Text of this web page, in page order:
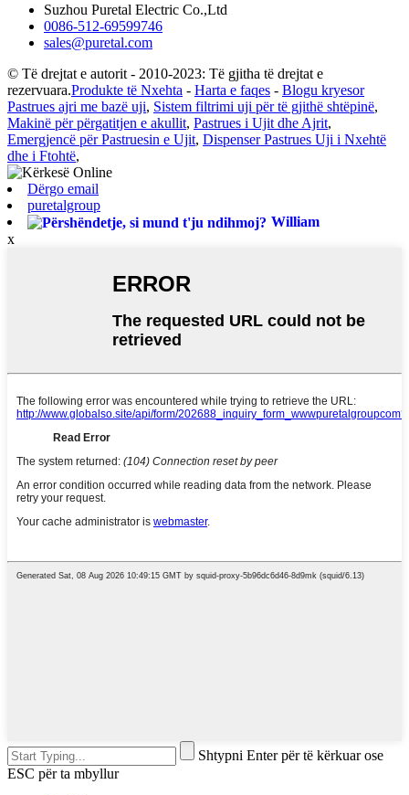
Suzhou Puretal Electric Co.,Ltd
0086-512-69599746
sales@puretal.com
© Të drejtat e autorit - 2010-2023: Të gjitha të drejtat e
rezervuara.Produkte të Nxehta - Harta e faqes - Blogu kryesor
Pastrues ajri me bazë uji, Sistem filtrimi uji për të gjithë shtëpinë,
Makinë për përgatitjen e akullit, Pastrues i Ujit dhe Ajrit,
Emergjencë për Pastruesin e Ujit, Dispenser Pastrues Uji i Nxehtë
dhe i Ftohtë,
Dërgo email
puretalgroup
William
x
Shtypni Enter për të kërkuar ose
ESC për ta mbyllur